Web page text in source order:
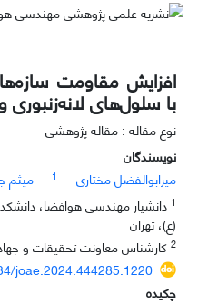
افزایش مقاومت
با سلول‌های
نوع مقاله : مقاله پژوهشی
نویسندگان
میرابوالفضل مختاری
1 میثم
1 دانشیار مهندسی هوافضا،
(ع)، تهران
2 کارشناس معاونت تحقیقات و جهاد
joae.2024.444285.1220
چکیده